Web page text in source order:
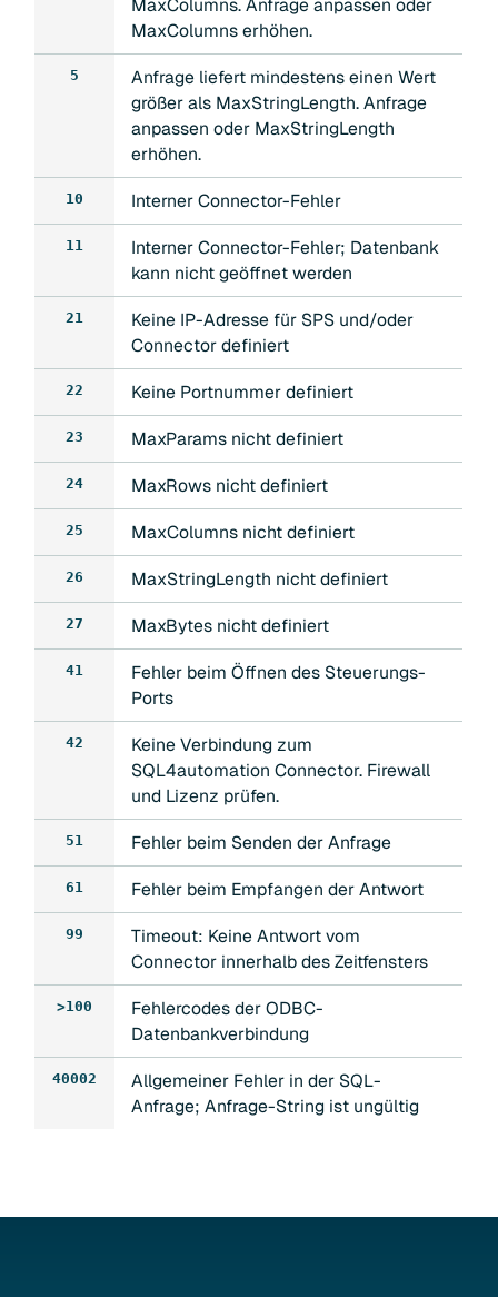
MaxColumns. Anfrage anpassen oder
MaxColumns erhöhen.
5
Anfrage liefert mindestens einen Wert
größer als MaxStringLength. Anfrage
anpassen oder MaxStringLength
erhöhen.
10 Interner Connector-Fehler
11
Interner Connector-Fehler; Datenbank
kann nicht geöffnet werden
21
Keine IP-Adresse für SPS und/oder
Connector definiert
22 Keine Portnummer definiert
23 MaxParams nicht definiert
24 MaxRows nicht definiert
25 MaxColumns nicht definiert
26 MaxStringLength nicht definiert
27 MaxBytes nicht definiert
41
Fehler beim Öffnen des Steuerungs-
Ports
42
Keine Verbindung zum
SQL4automation Connector. Firewall
und Lizenz prüfen.
51 Fehler beim Senden der Anfrage
61 Fehler beim Empfangen der Antwort
99
Timeout: Keine Antwort vom
Connector innerhalb des Zeitfensters
>100
Fehlercodes der ODBC-
Datenbankverbindung
40002
Allgemeiner Fehler in der SQL-
Anfrage; Anfrage-String ist ungültig